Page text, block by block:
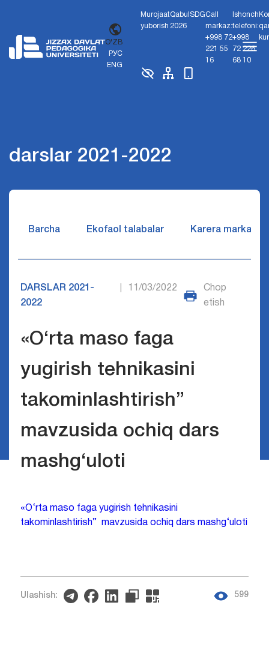
O'ZB
РУС
ENG
Murojaat
yuborish
Qabul
2026
SDGCall
markaz:
+998 72
221 55
16
Ishonch
telefoni:
+998
72 226
68 10
darslar 2021-2022
Barcha Ekofaol talabalar Karera markazi
DARSLAR 2021-
2022
11/03/2022
Chop
etish
«O‘rta maso faga
yugirish tehnikasini
takominlashtirish”
mavzusida ochiq dars
mashg‘uloti
«O‘rta maso faga yugirish tehnikasini
takominlashtirish” mavzusida ochiq dars mashg‘uloti
Ulashish: 599